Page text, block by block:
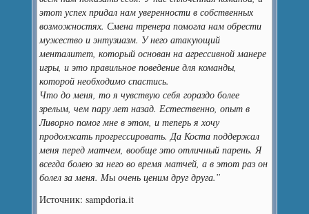
этот успех придал нам уверенности в собственных
возможностях. Смена тренера помогла нам обрести
мужество и энтузиазм. У него атакующий
менталитет, который основан на агрессивной манере
игры, и это правильное поведение для команды,
которой необходимо спастись.
Что до меня, то я чувствую себя гораздо более
зрелым, чем пару лет назад. Естественно, опыт в
Ливорно помог мне в этом, и теперь я хочу
продолжать прогрессировать. Да Коста поддержал
меня перед матчем, вообще это отличный парень. Я
всегда болею за него во время матчей, а в этот раз он
болел за меня. Мы очень ценим друг друга.”
Источник: sampdoria.it